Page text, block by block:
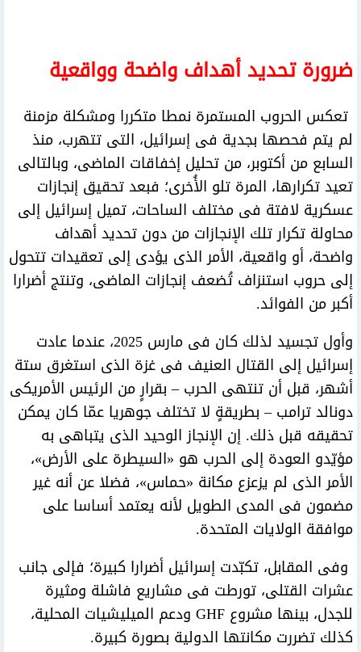
ضرورة تحديد أهداف واضحة وواقعية
تعكس الحروب المستمرة نمطا متكررا ومشكلة مزمنة
لم يتم فحصها بجدية فى إسرائيل، التى تتهرب، منذ
السابع من أكتوبر، من تحليل إخفاقات الماضى، وبالتالى
تعيد تكرارها، المرة تلو الأُخرى؛ فبعد تحقيق إنجازات
عسكرية لافتة فى مختلف الساحات، تميل إسرائيل إلى
محاولة تكرار تلك الإنجازات من دون تحديد أهداف
واضحة، أو واقعية، الأمر الذى يؤدى إلى تعقيدات تتحول
إلى حروب استنزاف تُضعف إنجازات الماضى، وتنتج أضرارا
أكبر من الفوائد.
وأول تجسيد لذلك كان فى مارس 2025، عندما عادت
إسرائيل إلى القتال العنيف فى غزة الذى استغرق ستة
أشهر، قبل أن تنتهى الحرب – بقرارٍ من الرئيس الأمريكى
دونالد ترامب – بطريقةٍ لا تختلف جوهريا عمّا كان يمكن
تحقيقه قبل ذلك. إن الإنجاز الوحيد الذى يتباهى به
مؤيّدو العودة إلى الحرب هو «السيطرة على الأرض»،
الأمر الذى لم يزعزع مكانة «حماس»، فضلا عن أنه غير
مضمون فى المدى الطويل لأنه يعتمد أساسا على
موافقة الولايات المتحدة.
وفى المقابل، تكبّدت إسرائيل أضرارا كبيرة؛ فإلى جانب
عشرات القتلى، تورطت فى مشاريع فاشلة ومثيرة
للجدل، بينها مشروع GHF ودعم الميليشيات المحلية،
كذلك تضررت مكانتها الدولية بصورة كبيرة.